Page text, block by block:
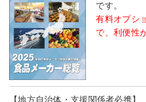
です。
有料オプシ
で、利便性
【地方自治体・支援関係者必携】